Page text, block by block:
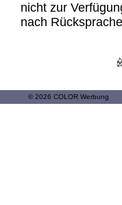
nicht zur
nach
© 2026 COLOR Werbung